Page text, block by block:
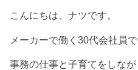
こんにちは、ナツです。
メーカーで働く30代会社員で
事務の仕事と子育てをしな